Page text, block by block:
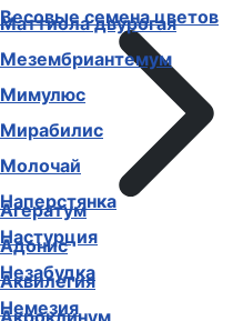
Весовые семена цветов
Агератум
Адонис
Аквилегия
Акроклинум
Маттиола двурогая
Мезембриантемум
Мимулюс
Мирабилис
Молочай
Наперстянка
Настурция
Незабудка
Немезия